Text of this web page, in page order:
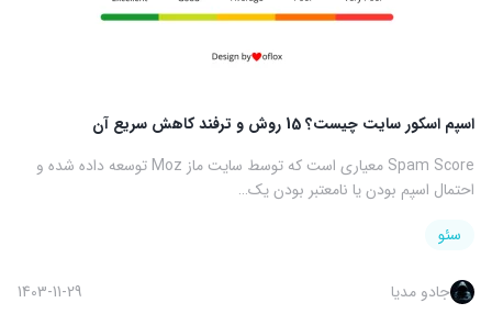
اسپم اسکور سایت چیست؟ 15 روش و ترفند کاهش سریع آن
Spam Score معیاری است که توسط سایت ماز Moz توسعه داده شده و
احتمال اسپم بودن یا نامعتبر بودن یک…
سئو
جادو مدیا 1403-11-29